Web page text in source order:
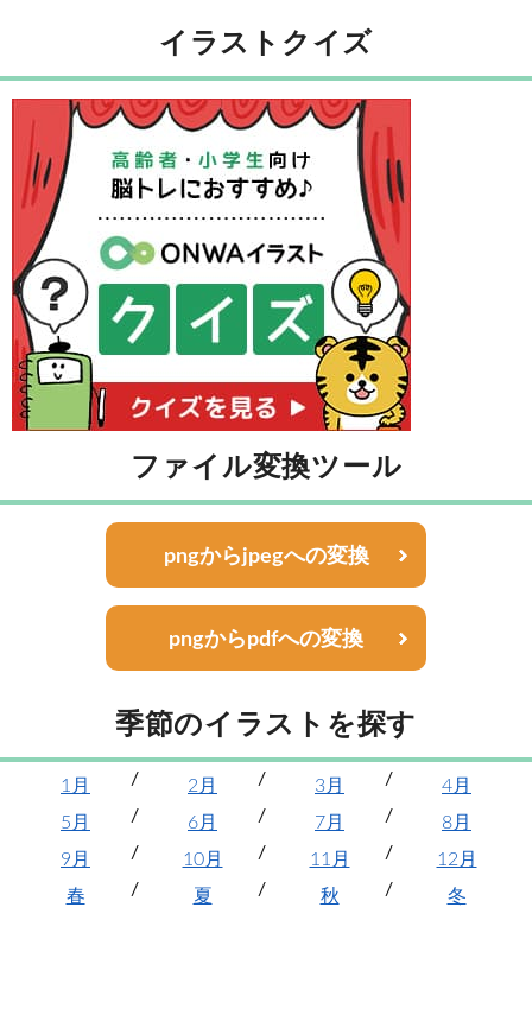
イラストクイズ
ファイル変換ツール
pngからjpegへの変換
pngからpdfへの変換
季節のイラストを探す
1月 2月 3月
4月
5月
6月 7月
8月
9月
10月 11月
12月
春
夏 秋 冬